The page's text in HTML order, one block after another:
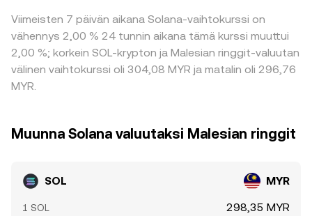
Viimeisten 7 päivän aikana Solana-vaihtokurssi on
vähennys 2,00 % 24 tunnin aikana tämä kurssi muuttui
2,00 %; korkein SOL-krypton ja Malesian ringgit-valuutan
välinen vaihtokurssi oli 304,08 MYR ja matalin oli 296,76
MYR.
Muunna Solana valuutaksi Malesian ringgit
SOL MYR
1 SOL 298,35 MYR